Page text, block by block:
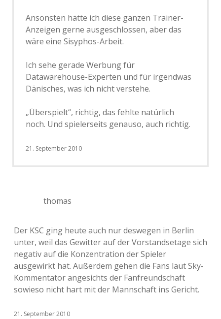
Ansonsten hätte ich diese ganzen Trainer-
Anzeigen gerne ausgeschlossen, aber das
wäre eine Sisyphos-Arbeit.
Ich sehe gerade Werbung für
Datawarehouse-Experten und für irgendwas
Dänisches, was ich nicht verstehe.
„Überspielt“, richtig, das fehlte natürlich
noch. Und spielerseits genauso, auch richtig.
21. September 2010
thomas
Der KSC ging heute auch nur deswegen in Berlin
unter, weil das Gewitter auf der Vorstandsetage sich
negativ auf die Konzentration der Spieler
ausgewirkt hat. Außerdem gehen die Fans laut Sky-
Kommentator angesichts der Fanfreundschaft
sowieso nicht hart mit der Mannschaft ins Gericht.
21. September 2010